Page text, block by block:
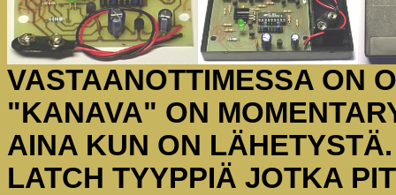
VASTAANOTTIMESSA ON
"KANAVA" ON
AINA KUN ON
LATCH TYYPPIÄ JOTKA